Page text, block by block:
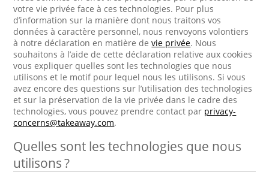
votre vie privée face à ces technologies. Pour plus
d’information sur la manière dont nous traitons vos
données à caractère personnel, nous renvoyons volontiers
à notre déclaration en matière devie privée. Nous
souhaitons à l’aide de cette déclaration relative aux cookies
vous expliquer quelles sont les technologies que nous
utilisons et le motif pour lequel nous les utilisons. Si vous
avez encore des questions sur l’utilisation des technologies
et sur la préservation de la vie privée dans le cadre des
technologies, vous pouvez prendre contact par privacy-
concerns@takeaway.com.
Quelles sont les technologies que nous
utilisons ?